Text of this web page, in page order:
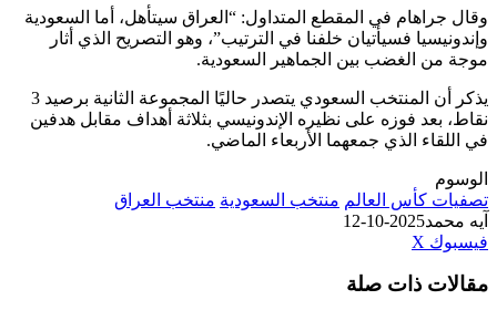
وقال جراهام في المقطع المتداول: “العراق سيتأهل، أما السعودية
وإندونيسيا فسيأتيان خلفنا في الترتيب”، وهو التصريح الذي أثار
موجة من الغضب بين الجماهير السعودية.
يذكر أن المنتخب السعودي يتصدر حاليًا المجموعة الثانية برصيد 3
نقاط، بعد فوزه على نظيره الإندونيسي بثلاثة أهداف مقابل هدفين
في اللقاء الذي جمعهما الأربعاء الماضي.
الوسوم
تصفيات كأس العالم منتخب السعودية منتخب العراق
آيه محمد2025-10-12
فيسبوك ‫X
البريد
مقالات ذات صلة